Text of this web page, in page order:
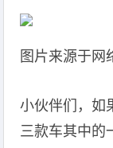
图片来源于网
小伙伴们，如
三款车其中的